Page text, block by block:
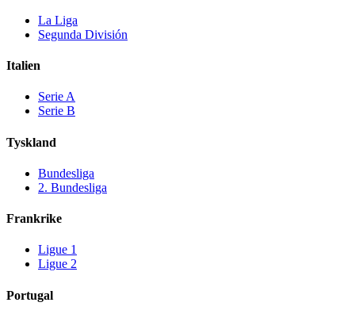
La Liga
Segunda División
Italien
Serie A
Serie B
Tyskland
Bundesliga
2. Bundesliga
Frankrike
Ligue 1
Ligue 2
Portugal